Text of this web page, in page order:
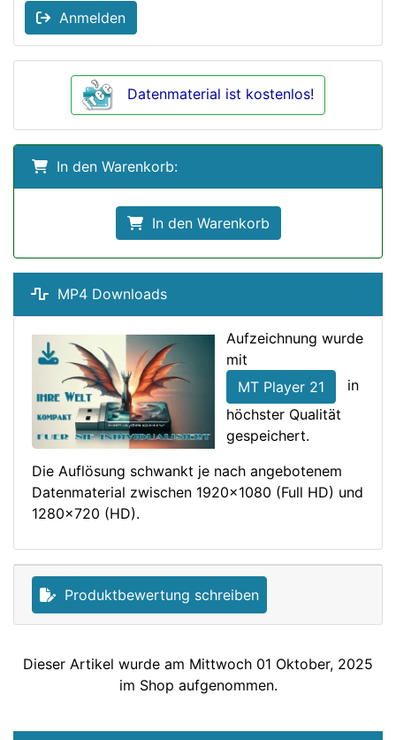
Anmelden
Datenmaterial ist kostenlos!
In den Warenkorb:
In den Warenkorb
MP4 Downloads
Aufzeichnung wurde
mit
MT Player 21
in
höchster Qualität
gespeichert.
Die Auflösung schwankt je nach angebotenem
Datenmaterial zwischen 1920x1080 (Full HD) und
1280x720 (HD).
Produktbewertung schreiben
Dieser Artikel wurde am Mittwoch 01 Oktober, 2025
im Shop aufgenommen.